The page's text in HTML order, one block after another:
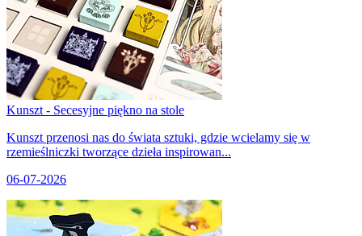
Kunszt - Secesyjne piękno na stole
Kunszt przenosi nas do świata sztuki, gdzie wcielamy się w
rzemieślniczki tworzące dzieła inspirowan...
06-07-2026